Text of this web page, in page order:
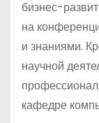
бизнес-
на
и знаниями.
научной
кафедре